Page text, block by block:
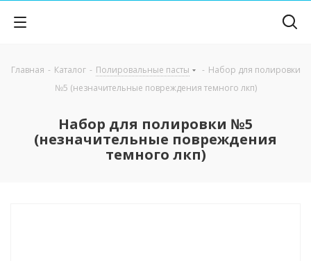
Главная - Каталог - Полировальные пасты - Набор для полировки
№5 (незначительные повреждения темного лкп)
Набор для полировки №5
(незначительные повреждения
темного лкп)